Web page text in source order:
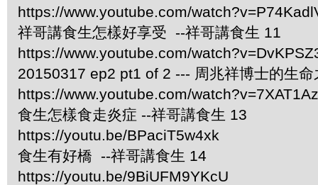
https://www.youtube.com/
祥哥講食生怎樣好享受 --祥哥講食生 11
https://www.youtube.com/
20150317 ep2 pt1 of 2 --- 周兆祥博士的生
https://www.youtube.com/
食生怎樣食走炎症 --祥哥講食生 13
https://youtu.be/BPaciT5w4xk
食生有好橋 --祥哥講食生 14
https://youtu.be/9BiUFM9YKcU